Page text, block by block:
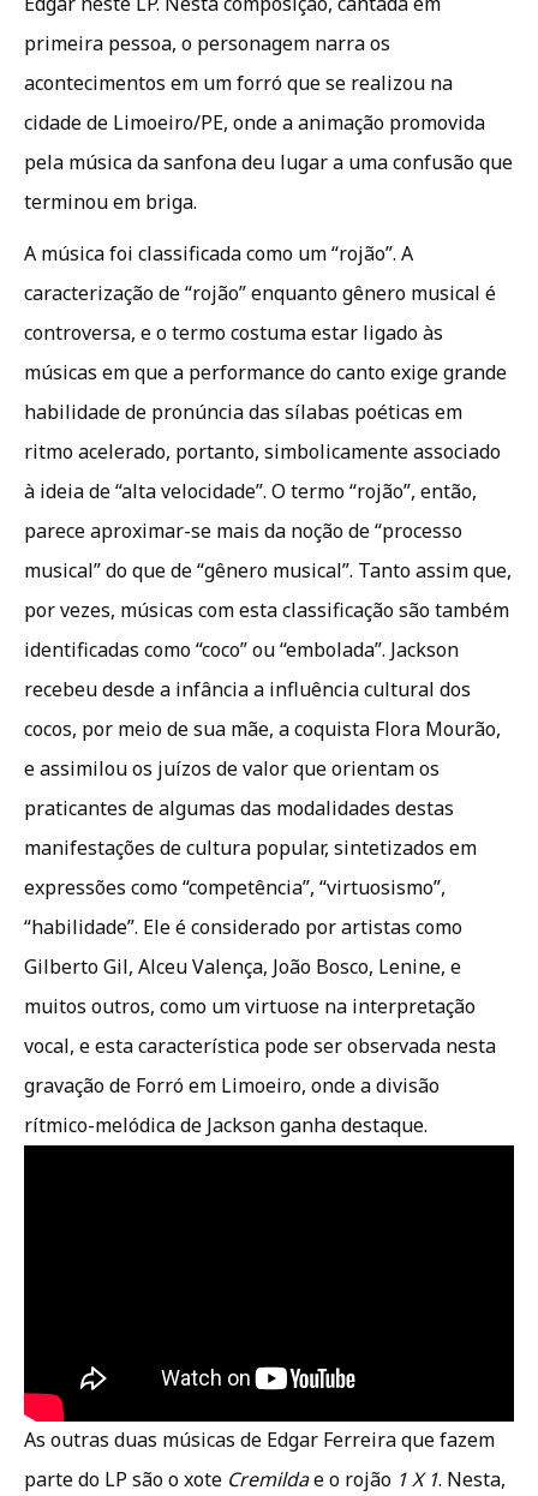
primeira pessoa, o personagem narra os
acontecimentos em um forró que se realizou na
cidade de Limoeiro/PE, onde a animação promovida
pela música da sanfona deu lugar a uma confusão que
terminou em briga.
A música foi classificada como um “rojão”. A
caracterização de “rojão” enquanto gênero musical é
controversa, e o termo costuma estar ligado às
músicas em que a performance do canto exige grande
habilidade de pronúncia das sílabas poéticas em
ritmo acelerado, portanto, simbolicamente associado
à ideia de “alta velocidade”. O termo “rojão”, então,
parece aproximar-se mais da noção de “processo
musical” do que de “gênero musical”. Tanto assim que,
por vezes, músicas com esta classificação são também
identificadas como “coco” ou “embolada”. Jackson
recebeu desde a infância a influência cultural dos
cocos, por meio de sua mãe, a coquista Flora Mourão,
e assimilou os juízos de valor que orientam os
praticantes de algumas das modalidades destas
manifestações de cultura popular, sintetizados em
expressões como “competência”, “virtuosismo”,
“habilidade”. Ele é considerado por artistas como
Gilberto Gil, Alceu Valença, João Bosco, Lenine, e
muitos outros, como um virtuose na interpretação
vocal, e esta característica pode ser observada nesta
gravação de Forró em Limoeiro, onde a divisão
rítmico-melódica de Jackson ganha destaque.
As outras duas músicas de Edgar Ferreira que fazem
parte do LP são o xote Cremildae o rojão 1 X 1. Nesta,